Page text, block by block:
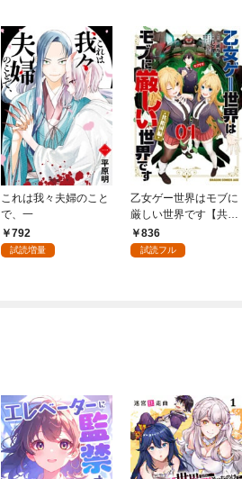
これは我々夫婦のこと
で、一
792
試読増量
乙女ゲー世界はモブに
厳しい世界です【共和
国編】 ０１
836
試読フル